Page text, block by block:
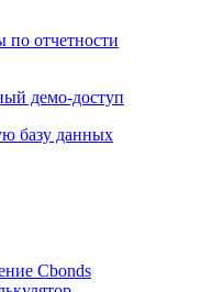
по отчетности
демо-доступ
базу данных
Cbonds